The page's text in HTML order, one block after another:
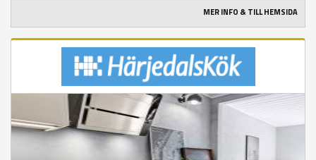
MER INFO & TILL HEMSIDA